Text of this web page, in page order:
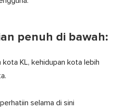
penuh di bawah:
kota KL, kehidupan kota lebih
selama di sini